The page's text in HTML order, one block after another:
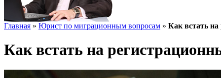
Главная » Юрист по миграционным вопросам » Как встать
Как встать на